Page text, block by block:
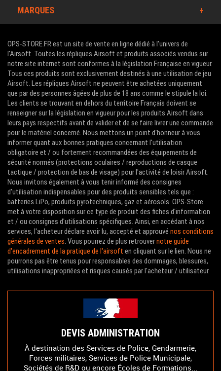
MARQUES
OPS-STORE.FR est un site de vente en ligne dédié à l'univers de
l'Airsoft. Toutes les répliques Airsoft et produits associés vendus sur
notre site internet sont conformes à la législation Française en vigueur.
Tous ces produits sont exclusivement destinés à une utilisation de jeu
Airsoft. Les répliques Airsoft ne peuvent être achetées uniquement
que par des personnes âgées de plus de 18 ans comme le stipule la loi.
Les clients se trouvant en dehors du territoire Français doivent se
renseigner sur la législation en vigueur pour les produits Airsoft dans
leurs pays respectifs avant de valider et de se faire livrer une commande
pour le matériel concerné. Nous mettons un point d'honneur à vous
informer quant aux bonnes pratiques concernant l'utilisation
obligatoire et / ou fortement recommandées des équipements de
sécurité normés (protections oculaires / reproductions de casque
tactique / protection de bas de visage) pour l'activité de loisir Airsoft.
Nous invitons également à vous tenir informé des consignes
d'utilisation indispensables pour des produits sensibles tels que :
batteries LiPo, produits pyrotechniques, gaz et aérosols. OPS-Store
met à votre disposition sur ce type de produit des fiches d'information
et / ou consignes d'utilisations spécifiques. Ainsi, en accédant à nos
services, l'acheteur déclare avoir lu, accepté et approuvé nos conditions
générales de ventes. Vous pourrez de plus retrouvernotre guide
d'encadrement de la pratique de l'airsoft en cliquant sur le lien. Nous ne
pourrons pas être tenus pour responsables des dommages, blessures,
utilisations inappropriées et risques causés par l'acheteur / utilisateur.
DEVIS ADMINISTRATION
À destination des Services de Police, Gendarmerie,
Forces militaires, Services de Police Municipale,
Sociétés de R&D ou encore Écoles de Formations...